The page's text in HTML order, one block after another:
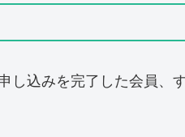
込みを完了した会員、